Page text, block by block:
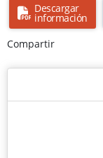
Descargar
información
Compartir